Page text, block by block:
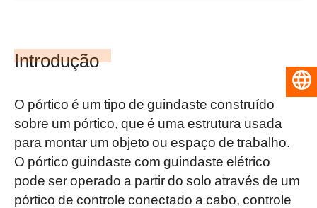
Introdução
O pórtico é um tipo de guindaste construído
sobre um pórtico, que é uma estrutura usada
para montar um objeto ou espaço de trabalho.
O pórtico guindaste com guindaste elétrico
pode ser operado a partir do solo através de um
pórtico de controle conectado a cabo, controle
Português do Brasil